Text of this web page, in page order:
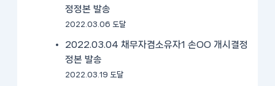
정정본 발송
2022.03.06 도달
2022.03.04 채무자겸소유자1 손OO 개시결정
정본 발송
2022.03.19 도달